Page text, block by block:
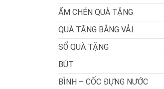
ẤM CHÉN QUÀ TẶNG
QUÀ TẶNG BẰNG VẢI
SỔ QUÀ TẶNG
BÚT
BÌNH – CỐC ĐỰNG NƯỚC